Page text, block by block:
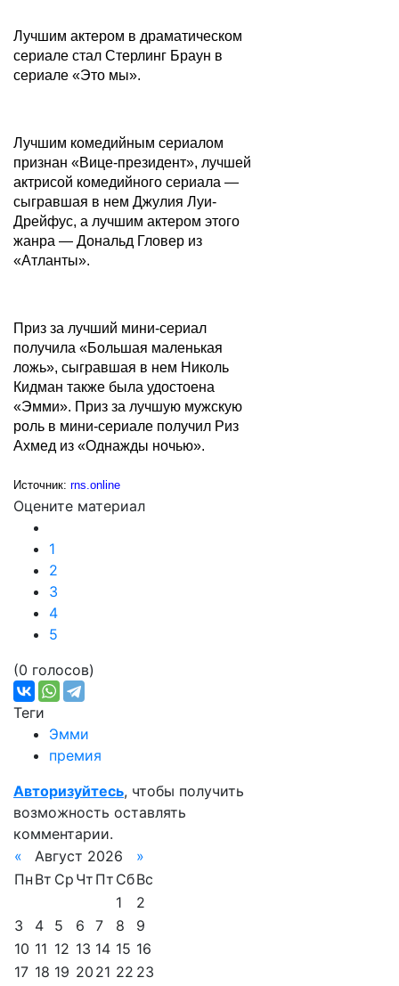
Лучшим актером в драматическом
сериале стал Стерлинг Браун в
сериале «Это мы».
Лучшим комедийным сериалом
признан «Вице-президент», лучшей
актрисой комедийного сериала —
сыгравшая в нем Джулия Луи-
Дрейфус, а лучшим актером этого
жанра — Дональд Гловер из
«Атланты».
Приз за лучший мини-сериал
получила «Большая маленькая
ложь», сыгравшая в нем Николь
Кидман также была удостоена
«Эмми». Приз за лучшую мужскую
роль в мини-сериале получил Риз
Ахмед из «Однажды ночью».
Источник: rns.online
Оцените материал
1
2
3
4
5
(0 голосов)
Теги
Эмми
премия
Авторизуйтесь, чтобы получить
возможность оставлять
комментарии.
«
Август 2026
»
Пн Вт Ср Чт Пт СбВс
1
2
3
4 5 6 7 8
9
10 11 12 13 14 15 16
17 18 19 20 21 22 23